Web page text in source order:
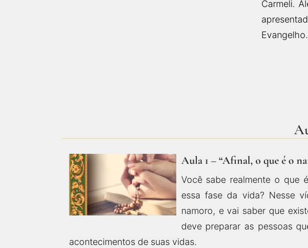
Carmeli.
Evangelho.
Aula 1 – “Afinal, o que é o
Você sabe realmente o que
essa fase da vida? Nesse
namoro, e vai saber que
deve preparar as pessoas
acontecimentos de suas vidas.